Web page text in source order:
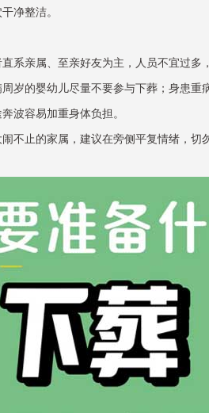
净整洁。
系亲属、至亲好友为主，人员不宜过
岁的婴幼儿尽量不要参与下葬；身患
波容易加重身体负担。
不止的家属，建议在旁侧平复情绪，